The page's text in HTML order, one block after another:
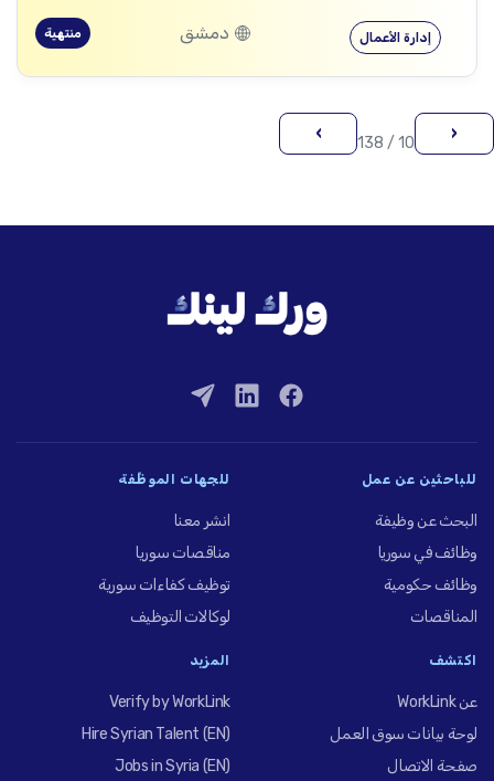
إدارة الأعمال دمشق منتهية
‹
10 / 138
›
للباحثين عن عمل
البحث عن وظيفة
وظائف في سوريا
وظائف حكومية
المناقصات
للجهات الموظِّفة
انشر معنا
مناقصات سوريا
توظيف كفاءات سورية
لوكالات التوظيف
اكتشف
عن WorkLink
لوحة بيانات سوق العمل
صفحة الاتصال
المزيد
Verify by WorkLink
Hire Syrian Talent (EN)
Jobs in Syria (EN)